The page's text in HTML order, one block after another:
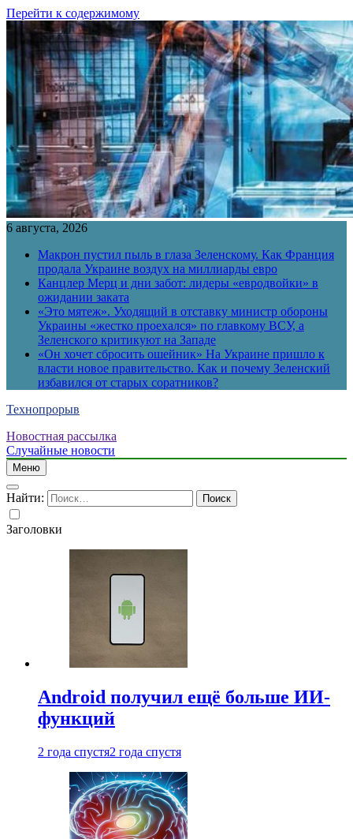
Перейти к содержимому
6 августа, 2026
Макрон пустил пыль в глаза Зеленскому. Как Франция
продала Украине воздух на миллиарды евро
Канцлер Мерц и дни забот: лидеры «евродвойки» в
ожидании заката
«Это мятеж». Уходящий в отставку министр обороны
Украины «жестко проехался» по главкому ВСУ, а
Зеленского критикуют на Западе
«Он хочет сбросить ошейник» На Украине пришло к
власти новое правительство. Как и почему Зеленский
избавился от старых соратников?
Технопрорыв
Новостная рассылка
Случайные новости
Меню
Найти:
Заголовки
Android получил ещё больше ИИ-
функций
2 года спустя2 года спустя